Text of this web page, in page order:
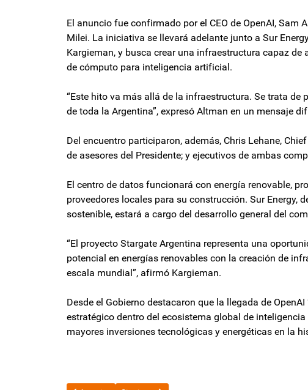
El anuncio fue confirmado por el CEO de OpenAI, Sam
Milei. La iniciativa se llevará adelante junto a Sur
Kargieman, y busca crear una infraestructura capaz
de cómputo para inteligencia artificial.
“Este hito va más allá de la infraestructura. Se trata
de toda la Argentina”, expresó Altman en un mensaje
Del encuentro participaron, además, Chris Lehane,
de asesores del Presidente; y ejecutivos de ambas
El centro de datos funcionará con energía renovable,
proveedores locales para su construcción. Sur Energy,
sostenible, estará a cargo del desarrollo general del
“El proyecto Stargate Argentina representa una
potencial en energías renovables con la creación de
escala mundial”, afirmó Kargieman.
Desde el Gobierno destacaron que la llegada de
estratégico dentro del ecosistema global de
mayores inversiones tecnológicas y energéticas en la